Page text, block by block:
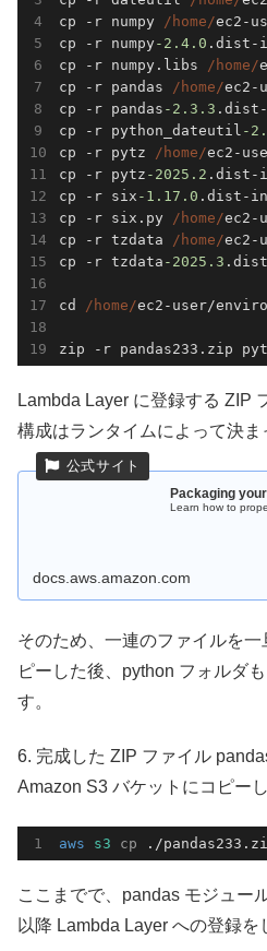
cp -r numpy
/home/ec2-
cp -r numpy-2.4 .0 .dist-
cp -r numpy.libs
/home/
cp -r pandas
/home/ec2-
cp -r pandas -2.3 .3
cp -r python_dateutil -
cp -r pytz
/home/ec2-
cp -r pytz -2025.2 .dist-
cp -r six -1.17 .0 .dist-
cp -r six.py
/home/ec2-
cp -r tzdata
/home/ec2-
cp -r tzdata -2025.3
cd /home/ec2-user/
Lambda Layer に登録する ZIP
構成はランタイムによって決ま
Packaging
Learn how to
docs.aws.amazon.com
そのため、一連のファイルを
ピーした後、python フォルダ
す。
6. 完成した ZIP ファイル
Amazon S3 バケットにコピー
aws s3 cp ./
ここまでで、pandas モジュー
以降 Lambda Layer への登録を